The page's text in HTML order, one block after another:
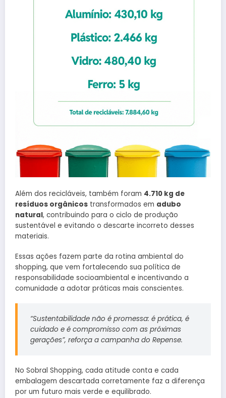
Além dos recicláveis, também foram 4.710 kg de
resíduos orgânicos transformados em adubo
natural, contribuindo para o ciclo de produção
sustentável e evitando o descarte incorreto desses
materiais.
Essas ações fazem parte da rotina ambiental do
shopping, que vem fortalecendo sua política de
responsabilidade socioambiental e incentivando a
comunidade a adotar práticas mais conscientes.
“Sustentabilidade não é promessa: é prática, é
cuidado e é compromisso com as próximas
gerações”, reforça a campanha do Repense.
No Sobral Shopping, cada atitude conta e cada
embalagem descartada corretamente faz a diferença
por um futuro mais verde e equilibrado.